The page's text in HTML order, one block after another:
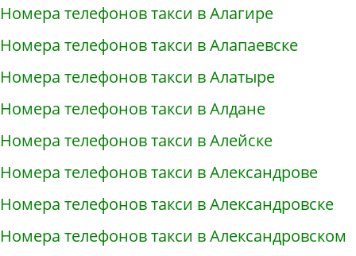
Номера телефонов такси в Алагире
Номера телефонов такси в Алапаевске
Номера телефонов такси в Алатыре
Номера телефонов такси в Алдане
Номера телефонов такси в Алейске
Номера телефонов такси в Александрове
Номера телефонов такси в Александровске
Номера телефонов такси в Александровском